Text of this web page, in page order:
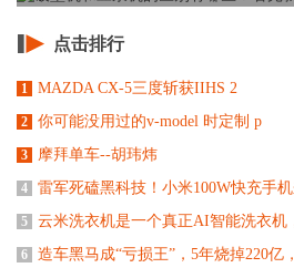
点击排行
1 MAZDA CX-5三度斩获IIHS 2
2 你可能没用过的v-model 时定制 p
3 摩拜单车--胡玮炜
4 雷军死磕黑科技！小米100W快充手
5 云米洗衣机是一个真正AI智能洗衣机
6 造车黑马成“亏损王”，5年烧掉220亿，